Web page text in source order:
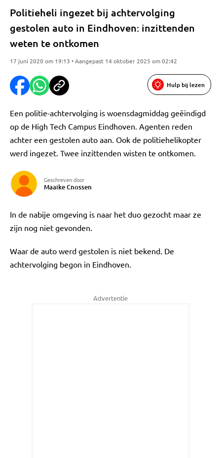
Politieheli ingezet bij achtervolging
gestolen auto in Eindhoven: inzittenden
weten te ontkomen
17 juni 2020 om 19:13 • Aangepast 14 oktober 2025 om 02:42
Hulp bij lezen
Een politie-achtervolging is woensdagmiddag geëindigd
op de High Tech Campus Eindhoven. Agenten reden
achter een gestolen auto aan. Ook de politiehelikopter
werd ingezet. Twee inzittenden wisten te ontkomen.
Geschreven door
Maaike Cnossen
In de nabije omgeving is naar het duo gezocht maar ze
zijn nog niet gevonden.
Waar de auto werd gestolen is niet bekend. De
achtervolging begon in Eindhoven.
Advertentie